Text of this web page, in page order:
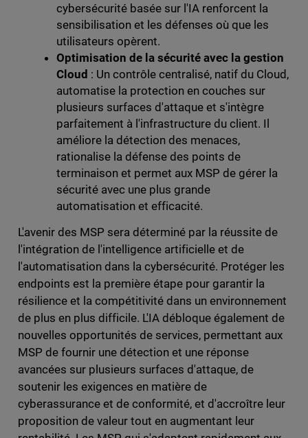
cybersécurité basée sur l'IA renforcent la
sensibilisation et les défenses où que les
utilisateurs opèrent.
Optimisation de la sécurité avec la gestion
Cloud : Un contrôle centralisé, natif du Cloud,
automatise la protection en couches sur
plusieurs surfaces d'attaque et s'intègre
parfaitement à l'infrastructure du client. Il
améliore la détection des menaces,
rationalise la défense des points de
terminaison et permet aux MSP de gérer la
sécurité avec une plus grande
automatisation et efficacité.
L'avenir des MSP sera déterminé par la réussite de
l'intégration de l'intelligence artificielle et de
l'automatisation dans la cybersécurité. Protéger les
endpoints est la première étape pour garantir la
résilience et la compétitivité dans un environnement
de plus en plus difficile. L'IA débloque également de
nouvelles opportunités de services, permettant aux
MSP de fournir une détection et une réponse
avancées sur plusieurs surfaces d'attaque, de
soutenir les exigences en matière de
cyberassurance et de conformité, et d'accroître leur
proposition de valeur tout en augmentant leur